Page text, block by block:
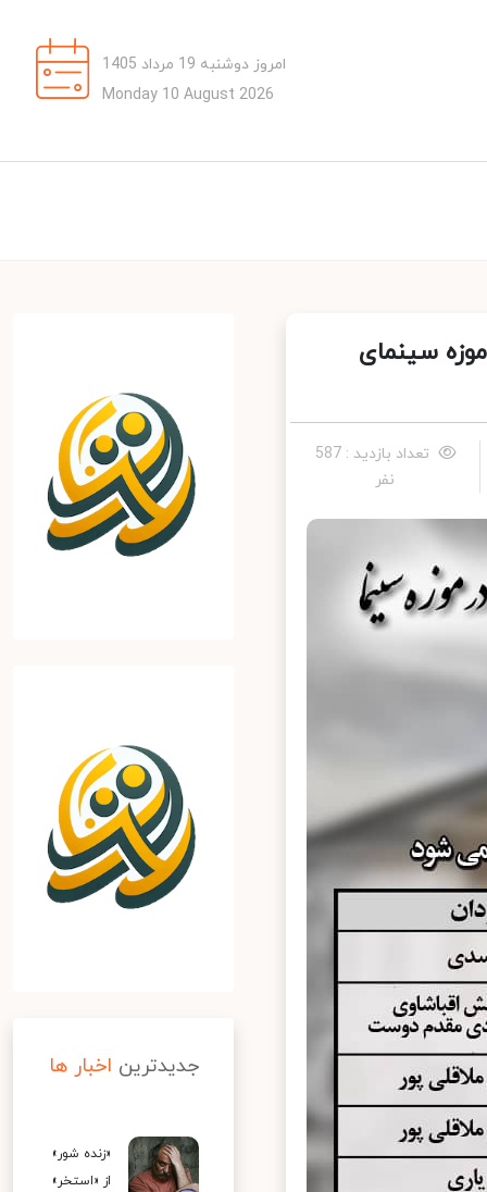
امروز دوشنبه 19 مرداد 1405
Monday 10 August 2026
سینمای
تعداد بازدید : 587
نفر
جدیدترین اخبار ها
«زنده شور»
از «استخر»